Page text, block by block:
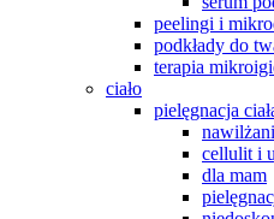
peelingi i
podkłady do
terapia
ciało
pielęgnacja
cellulit i
dla mam